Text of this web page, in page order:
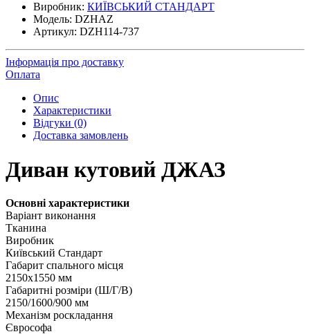
Виробник: КИЇВСЬКИЙ СТАНДАРТ
Модель: DZHAZ
Артикул: DZH114-737
Інформація про доставку
Оплата
Опис
Характеристики
Відгуки (0)
Доставка замовлень
Диван кутовий ДЖАЗ
Основні характеристики
Варіант виконання
Тканина
Виробник
Київський Стандарт
Габарит спального місця
2150х1550 мм
Габаритні розміри (Ш/Г/В)
2150/1600/900 мм
Механізм роскладання
Єврософа